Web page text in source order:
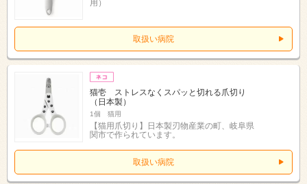
用）
取扱い病院
猫壱 ストレスなくスパッと切れる爪切り
（日本製）
1個 猫用
【猫用爪切り】日本製刃物産業の町、岐阜県
関市で作られています。
取扱い病院